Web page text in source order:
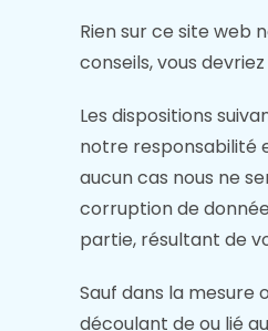
Rien sur ce site web
conseils, vous
Les dispositions
notre responsabilité
aucun cas nous ne
corruption de
partie, résultant de
Sauf dans la
découlant de ou lié